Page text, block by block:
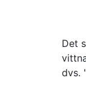
Det
dvs.